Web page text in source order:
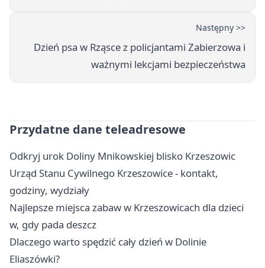
Następny >>
Dzień psa w Rząsce z policjantami Zabierzowa i
ważnymi lekcjami bezpieczeństwa
Przydatne dane teleadresowe
Odkryj urok Doliny Mnikowskiej blisko Krzeszowic
Urząd Stanu Cywilnego Krzeszowice - kontakt,
godziny, wydziały
Najlepsze miejsca zabaw w Krzeszowicach dla dzieci
w, gdy pada deszcz
Dlaczego warto spędzić cały dzień w Dolinie
Eliaszówki?